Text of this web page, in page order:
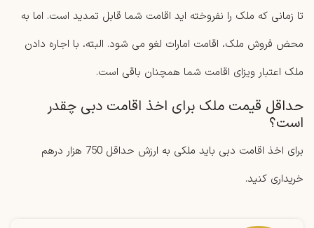
تا زمانی که ملک را نفروخته اید اقامت شما قابل تمدید است. اما به
محض فروش ملک، اقامت امارات لغو می شود. البته، با اجاره دادن
ملک اعتبار ویزای اقامت شما همچنان باقی است.
حداقل قیمت ملک برای اخذ اقامت دبی چقدر
است؟
برای اخذ اقامت دبی باید ملکی به ارزش حداقل 750 هزار درهم
خریداری کنید.